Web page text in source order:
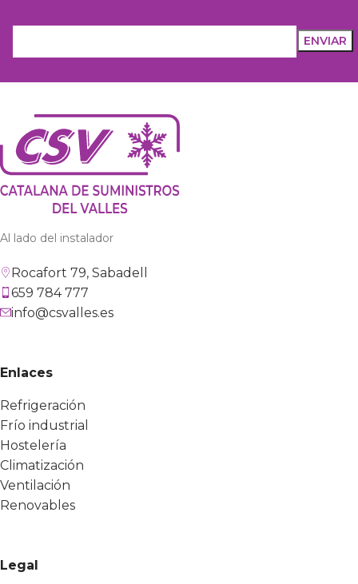
Al lado del instalador
Rocafort 79, Sabadell
659 784 777
info@csvalles.es
Enlaces
Refrigeración
Frío industrial
Hostelería
Climatización
Ventilación
Renovables
Legal